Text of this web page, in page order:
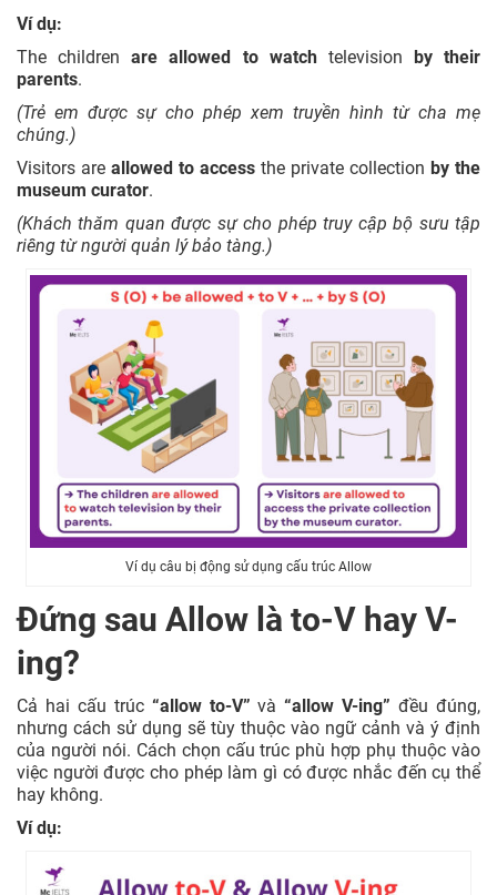
Ví dụ:
The childrenare allowed to watchtelevision by their
parents.
(Trẻ em được sự cho phép xem truyền hình từ cha mẹ
chúng.)
Visitors are allowed to access the private collection by the
museum curator.
(Khách thăm quan được sự cho phép truy cập bộ sưu tập
riêng từ người quản lý bảo tàng.)
Ví dụ câu bị động sử dụng cấu trúc Allow
Đứng sau Allow là to-V hay V-
ing?
Cả hai cấu trúc “allow to-V” và“allow V-ing” đều đúng,
nhưng cách sử dụng sẽ tùy thuộc vào ngữ cảnh và ý định
của người nói. Cách chọn cấu trúc phù hợp phụ thuộc vào
việc người được cho phép làm gì có được nhắc đến cụ thể
hay không.
Ví dụ: